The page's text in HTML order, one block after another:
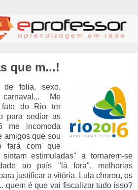
que m...!
de folia, sexo,
Me
fato do Rio ter
para sediar as
me incomoda
amigos que sou
fará com que
estimuladas" a tornarem-se
ao país "lá fora", melhorias
justificar a vitória. Lula chorou, os
quem é que vai fiscalizar tudo isso?